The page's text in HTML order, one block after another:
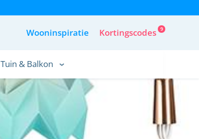
Wooninspiratie Kortingscodes 9
Tuin & Balkon